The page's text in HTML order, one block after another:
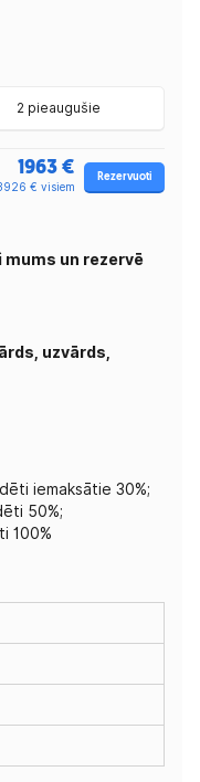
2 pieaugušie
1963 €
€ visiem
Rezervuoti
un rezervē
uzvārds,
iemaksātie 30%;
50%;
100%